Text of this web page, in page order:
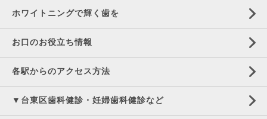
ホワイトニングで輝く歯を
お口のお役立ち情報
各駅からのアクセス方法
▼台東区歯科健診・妊婦歯科健診など